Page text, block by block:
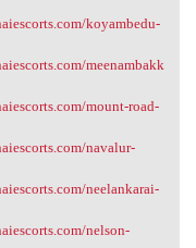
koyambedu-
meenambakk
mount-road-
navalur-
neelankarai-
nelson-